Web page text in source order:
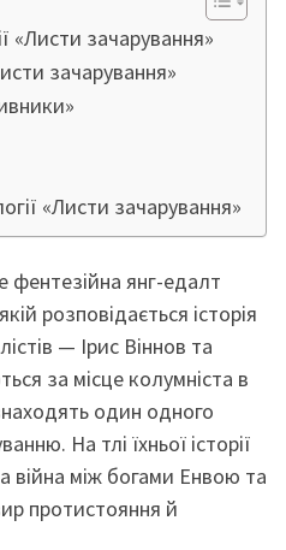
«Листи зачарування»
зачарування»
«Листи зачарування»
фентезійна янг-едалт
розповідається історія
— Ірис Віннов та
за місце колумніста в
один одного
На тлі їхньої історії
війна між богами Енвою та
протистояння й